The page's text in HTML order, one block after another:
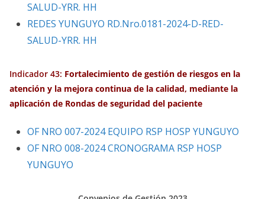
SALUD-YRR. HH
REDES YUNGUYO RD.Nro.0181-2024-D-RED-
SALUD-YRR. HH
Indicador 43: Fortalecimiento de gestión de riesgos en la
atención y la mejora continua de la calidad, mediante la
aplicación de Rondas de seguridad del paciente
OF NRO 007-2024 EQUIPO RSP HOSP YUNGUYO
OF NRO 008-2024 CRONOGRAMA RSP HOSP
YUNGUYO